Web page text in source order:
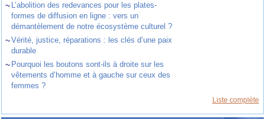
~ L’abolition des redevances pour les plates-
formes de diffusion en ligne : vers un
démantèlement de notre écosystème culturel ?
~Vérité, justice, réparations : les clés d’une paix
durable
~ Pourquoi les boutons sont-ils à droite sur les
vêtements d’homme et à gauche sur ceux des
femmes ?
Liste complète